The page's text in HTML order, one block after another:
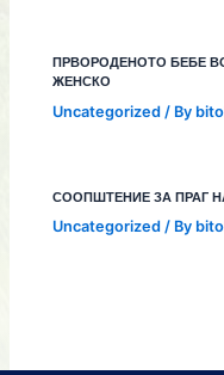
ПРВОРОДЕНОТО БЕБЕ
ЖЕНСКО
Uncategorized / By
СООПШТЕНИЕ ЗА ПРАГ
Uncategorized / By